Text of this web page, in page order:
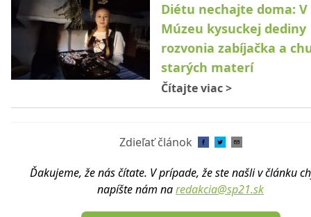
Diétu nechajte doma: V
Múzeu kysuckej dediny
rozvonia zabíjačka a
starých materí
Čítajte viac>
Zdieľať článok
Ďakujeme, že nás čítate. V prípade, že ste našli v článku
napíšte nám naredakcia@sp21.sk